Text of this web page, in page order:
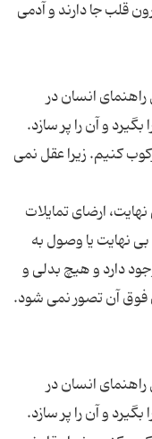
قلب جا دارند و آدمی
انسان در
و آن را پر سازد.
کنیم. زیرا عقل نمی
ارضای تمایلات
نهایت یا وصول به
دارد و هیچ بدلی و
انسان در
و آن را پر سازد.